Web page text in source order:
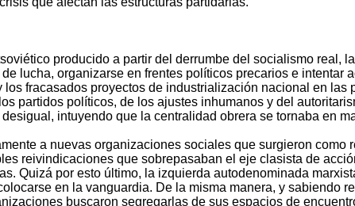
producido a partir del derrumbe del socialismo real,
lucha, organizarse en frentes políticos precarios e
los fracasados proyectos de industrialización nacional en
partidos políticos, de los ajustes inhumanos y del
intuyendo que la centralidad obrera se tornaba en
a nuevas organizaciones sociales que surgieron
reivindicaciones que sobrepasaban el eje clasista de
Quizá por esto último, la izquierda autodenominada
en la vanguardia. De la misma manera, y sabiendo
buscaron segregarlas de sus espacios de